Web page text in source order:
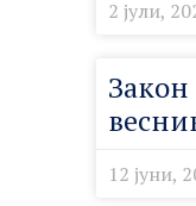
2 јули,
Закон
12 јуни,